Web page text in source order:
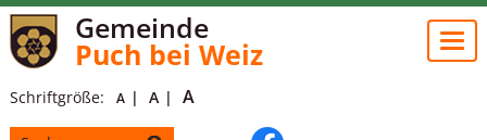
Gemeinde
Puch bei Weiz
Schriftgröße: A A A